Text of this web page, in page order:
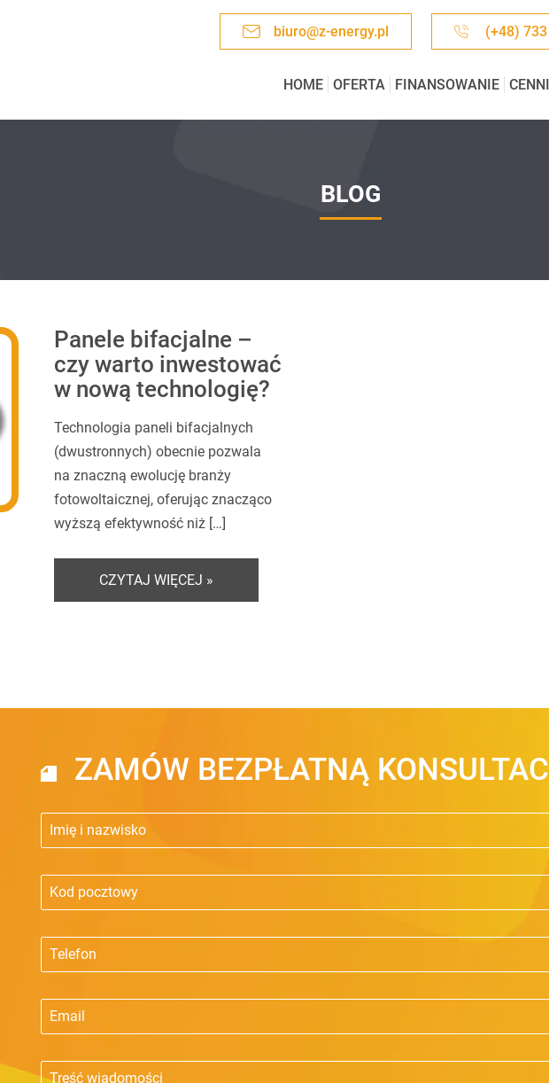
biuro@z-energy.pl (+48)
HOME OFERTA FINANSOWANIE
BLOG
Panele bifacjalne –
czy warto inwestować
w nową technologię?
Technologia paneli bifacjalnych
(dwustronnych) obecnie pozwala
na znaczną ewolucję branży
fotowoltaicznej, oferując znacząco
wyższą efektywność niż […]
CZYTAJ WIĘCEJ »
ZAMÓW BEZPŁATNĄ